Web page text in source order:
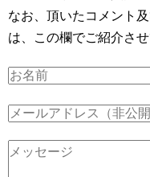
なお、頂いたコメント
は、この欄でご紹介さ